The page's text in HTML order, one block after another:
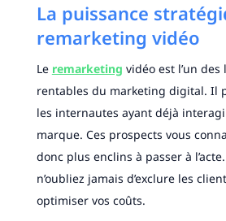
La puissance
remarketing vidéo
Le remarketing vidéo est l’un
rentables du marketing digital. Il
les internautes ayant déjà
marque. Ces prospects vous
donc plus enclins à passer à
n’oubliez jamais d’exclure les
optimiser vos coûts.